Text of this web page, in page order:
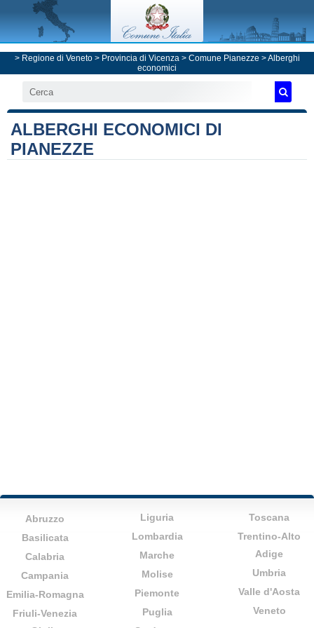
> Regione di Veneto> Provincia di Vicenza> Comune Pianezze > Alberghi
economici
ALBERGHI ECONOMICI DI
PIANEZZE
Abruzzo
Basilicata
Calabria
Campania
Emilia-Romagna
Friuli-Venezia
Liguria
Lombardia
Marche
Molise
Piemonte
Puglia
Toscana
Trentino-Alto
Adige
Umbria
Valle d'Aosta
Veneto